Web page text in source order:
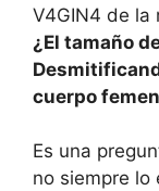
V4GIN4 de la
¿El tamaño
cuerpo
Es una
no siempre